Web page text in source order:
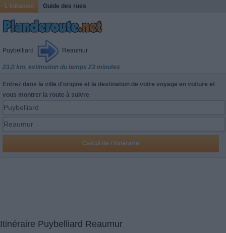
L'initiation Guide des rues
Puybelliard Reaumur
23,0 km, estimation du temps 23 minutes
Entrez dans la ville d'origine et la destination de votre voyage en voiture et
vous montrer la route à suivre
Itinéraire Puybelliard Reaumur